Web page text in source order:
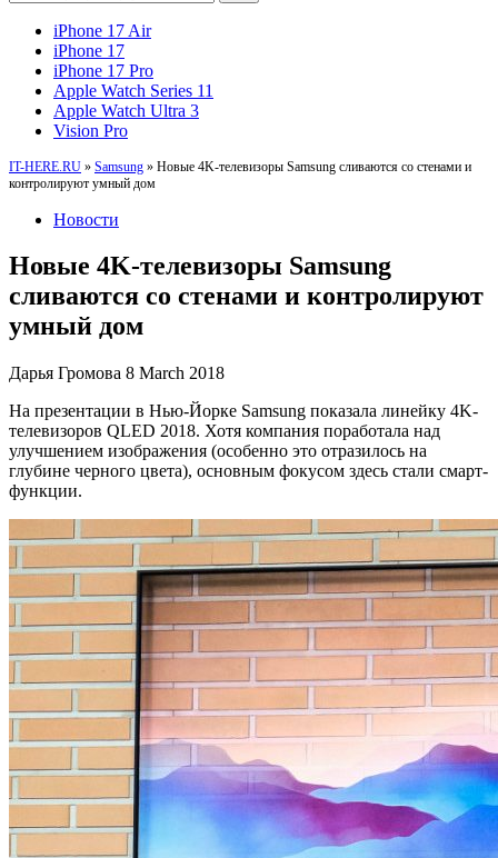
iPhone 17 Air
iPhone 17
iPhone 17 Pro
Apple Watch Series 11
Apple Watch Ultra 3
Vision Pro
IT-HERE.RU » Samsung » Новые 4K-телевизоры Samsung сливаются со стенами и
контролируют умный дом
Новости
Новые 4K-телевизоры Samsung
сливаются со стенами и контролируют
умный дом
Дарья Громова 8 March 2018
На презентации в Нью-Йорке Samsung показала линейку 4K-
телевизоров QLED 2018. Хотя компания поработала над
улучшением изображения (особенно это отразилось на
глубине черного цвета), основным фокусом здесь стали смарт-
функции.